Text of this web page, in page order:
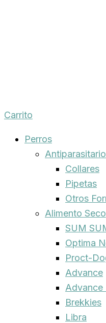
Carrito
Perros
Collares
Pipetas
Otros
Alimento Seco
SUM
Optima
Proct-
Advance
Advance
Brekkies
Libra